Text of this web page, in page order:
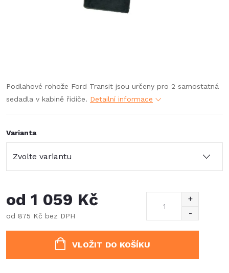
Podlahové rohože Ford Transit jsou určeny pro 2 samostatná
sedadla v kabině řidiče. Detailní informace
Varianta
od 1 059 Kč
od 875 Kč bez DPH
VLOŽIT DO KOŠÍKU